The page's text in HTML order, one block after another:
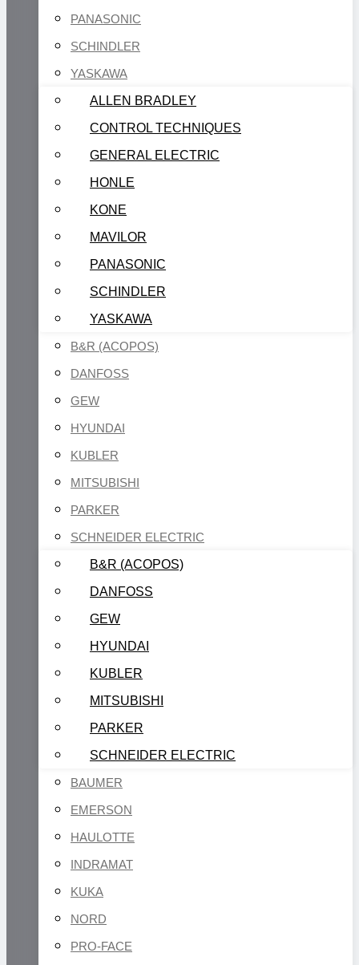
PANASONIC
SCHINDLER
YASKAWA
ALLEN BRADLEY
CONTROL TECHNIQUES
GENERAL ELECTRIC
HONLE
KONE
MAVILOR
PANASONIC
SCHINDLER
YASKAWA
B&R (ACOPOS)
DANFOSS
GEW
HYUNDAI
KUBLER
MITSUBISHI
PARKER
SCHNEIDER ELECTRIC
B&R (ACOPOS)
DANFOSS
GEW
HYUNDAI
KUBLER
MITSUBISHI
PARKER
SCHNEIDER ELECTRIC
BAUMER
EMERSON
HAULOTTE
INDRAMAT
KUKA
NORD
PRO-FACE